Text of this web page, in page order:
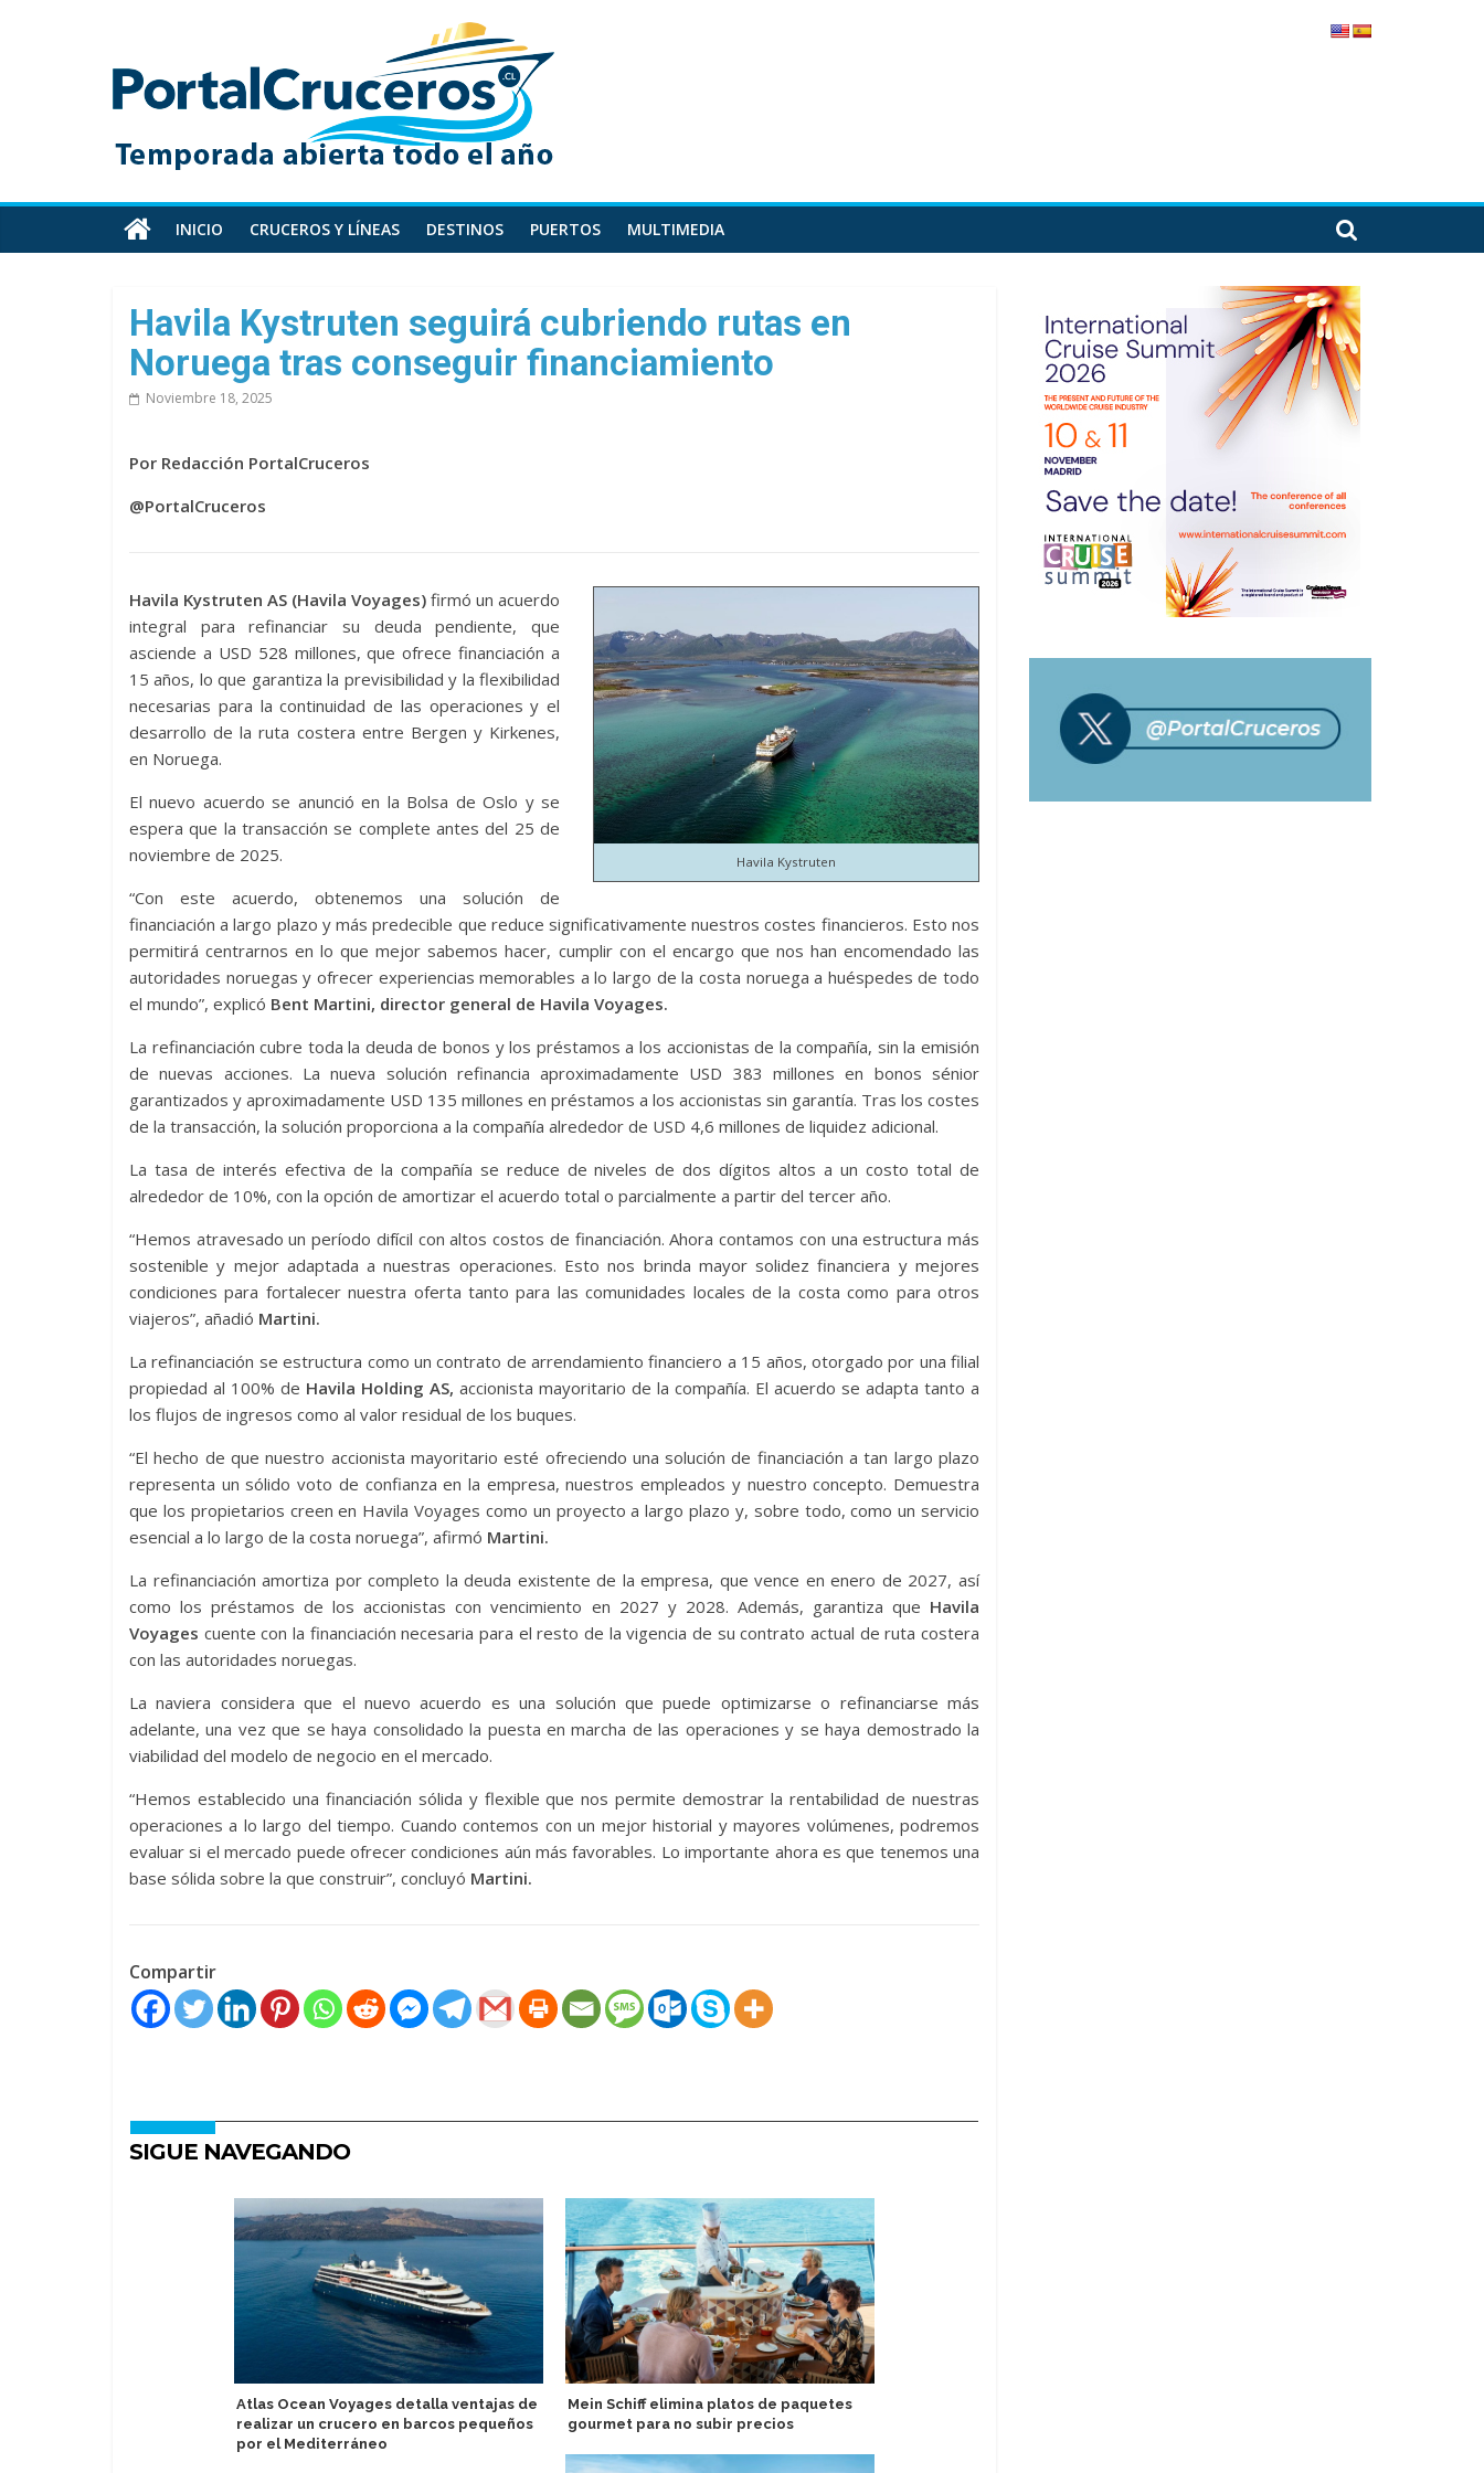
PortalCruceros
Toda
información
cruceros
en
un
sitio
INICIO CRUCEROS Y LÍNEAS DESTINOS PUERTOS MULTIMEDIA
Havila Kystruten seguirá cubriendo rutas en
Noruega tras conseguir financiamiento
Noviembre 18, 2025
Por Redacción PortalCruceros
@PortalCruceros
Havila Kystruten
Havila Kystruten AS (Havila Voyages) firmó un acuerdo
integral para refinanciar su deuda pendiente, que
asciende a USD 528 millones, que ofrece financiación a
15 años, lo que garantiza la previsibilidad y la flexibilidad
necesarias para la continuidad de las operaciones y el
desarrollo de la ruta costera entre Bergen y Kirkenes,
en Noruega.
El nuevo acuerdo se anunció en la Bolsa de Oslo y se
espera que la transacción se complete antes del 25 de
noviembre de 2025.
“Con este acuerdo, obtenemos una solución de
financiación a largo plazo y más predecible que reduce significativamente nuestros costes financieros. Esto nos
permitirá centrarnos en lo que mejor sabemos hacer, cumplir con el encargo que nos han encomendado las
autoridades noruegas y ofrecer experiencias memorables a lo largo de la costa noruega a huéspedes de todo
el mundo”, explicó Bent Martini, director general de Havila Voyages.
La refinanciación cubre toda la deuda de bonos y los préstamos a los accionistas de la compañía, sin la emisión
de nuevas acciones. La nueva solución refinancia aproximadamente USD 383 millones en bonos sénior
garantizados y aproximadamente USD 135 millones en préstamos a los accionistas sin garantía. Tras los costes
de la transacción, la solución proporciona a la compañía alrededor de USD 4,6 millones de liquidez adicional.
La tasa de interés efectiva de la compañía se reduce de niveles de dos dígitos altos a un costo total de
alrededor de 10%, con la opción de amortizar el acuerdo total o parcialmente a partir del tercer año.
“Hemos atravesado un período difícil con altos costos de financiación. Ahora contamos con una estructura más
sostenible y mejor adaptada a nuestras operaciones. Esto nos brinda mayor solidez financiera y mejores
condiciones para fortalecer nuestra oferta tanto para las comunidades locales de la costa como para otros
viajeros”, añadió Martini.
La refinanciación se estructura como un contrato de arrendamiento financiero a 15 años, otorgado por una filial
propiedad al 100% de Havila Holding AS, accionista mayoritario de la compañía. El acuerdo se adapta tanto a
los flujos de ingresos como al valor residual de los buques.
“El hecho de que nuestro accionista mayoritario esté ofreciendo una solución de financiación a tan largo plazo
representa un sólido voto de confianza en la empresa, nuestros empleados y nuestro concepto. Demuestra
que los propietarios creen en Havila Voyages como un proyecto a largo plazo y, sobre todo, como un servicio
esencial a lo largo de la costa noruega”, afirmó Martini.
La refinanciación amortiza por completo la deuda existente de la empresa, que vence en enero de 2027, así
como los préstamos de los accionistas con vencimiento en 2027 y 2028. Además, garantiza que Havila
Voyages cuente con la financiación necesaria para el resto de la vigencia de su contrato actual de ruta costera
con las autoridades noruegas.
La naviera considera que el nuevo acuerdo es una solución que puede optimizarse o refinanciarse más
adelante, una vez que se haya consolidado la puesta en marcha de las operaciones y se haya demostrado la
viabilidad del modelo de negocio en el mercado.
“Hemos establecido una financiación sólida y flexible que nos permite demostrar la rentabilidad de nuestras
operaciones a lo largo del tiempo. Cuando contemos con un mejor historial y mayores volúmenes, podremos
evaluar si el mercado puede ofrecer condiciones aún más favorables. Lo importante ahora es que tenemos una
base sólida sobre la que construir”, concluyó Martini.
Compartir
SIGUE NAVEGANDO
Atlas Ocean Voyages detalla ventajas de
realizar un crucero en barcos pequeños
por el Mediterráneo
Mein Schiff elimina platos de paquetes
gourmet para no subir precios